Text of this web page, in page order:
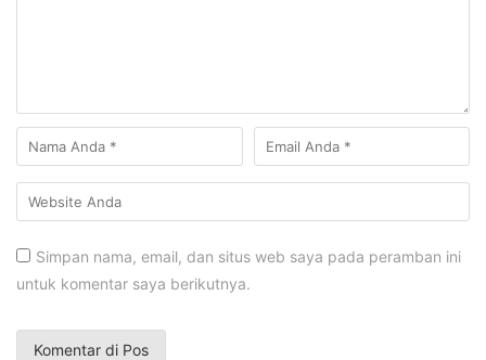
Simpan nama, email, dan situs web saya pada peramban ini
untuk komentar saya berikutnya.